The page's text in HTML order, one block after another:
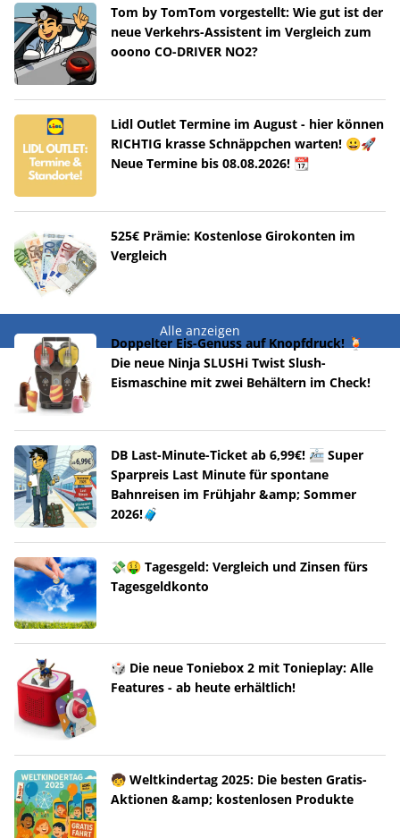
Tom by TomTom vorgestellt: Wie gut ist der
neue Verkehrs-Assistent im Vergleich zum
ooono CO-DRIVER NO2?
Lidl Outlet Termine im August - hier können
RICHTIG krasse Schnäppchen warten! 😀🚀
Neue Termine bis 08.08.2026! 📆
525€ Prämie: Kostenlose Girokonten im
Vergleich
Alle anzeigen
Doppelter Eis-Genuss auf Knopfdruck! 🍹
Die neue Ninja SLUSHi Twist Slush-
Eismaschine mit zwei Behältern im Check!
DB Last-Minute-Ticket ab 6,99€! 🚈 Super
Sparpreis Last Minute für spontane
Bahnreisen im Frühjahr &amp; Sommer
2026!🧳
💸🤑 Tagesgeld: Vergleich und Zinsen fürs
Tagesgeldkonto
🎲 Die neue Toniebox 2 mit Tonieplay: Alle
Features - ab heute erhältlich!
🧒 Weltkindertag 2025: Die besten Gratis-
Aktionen &amp; kostenlosen Produkte